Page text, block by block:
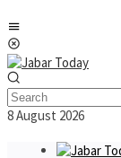
to
content
8 August 2026